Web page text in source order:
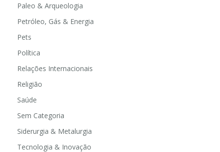
Paleo & Arqueologia
Petróleo, Gás & Energia
Pets
Política
Relações Internacionais
Religião
Saúde
Sem Categoria
Siderurgia & Metalurgia
Tecnologia & Inovação